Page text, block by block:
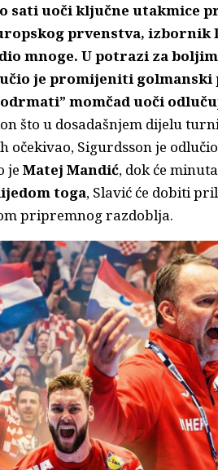
sati uoči ključne utakmice
prvenstva, izbornik
mnoge. U potrazi za
je promijeniti golmanski
momčad uoči
što u dosadašnjem dijelu
očekivao, Sigurdsson je
je Matej Mandić, dok će
toga, Slavić će dobiti
pripremnog razdoblja.